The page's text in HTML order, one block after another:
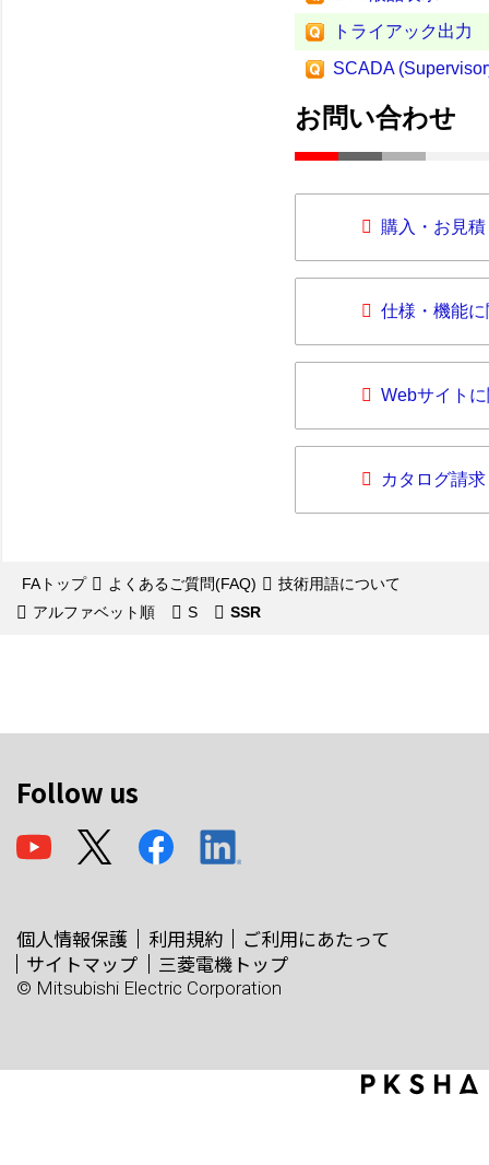
トライアック出力
SCADA
お問い合わせ
購入・お見
仕様・機能
Webサイト
カタログ請求
FAトップ よくあるご質問(FAQ)
技術用語について
アルファベット順
S SSR
Follow us
個人情報保護 利用規約
ご利用にあたって
サイトマップ
三菱電機トップ
© Mitsubishi Electric Corporation